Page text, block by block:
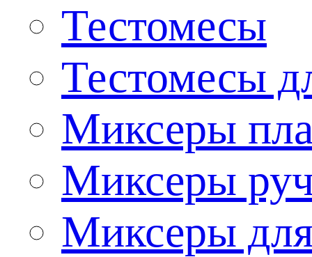
Тестомесы
Тестомесы
Миксеры
Миксеры
Миксеры